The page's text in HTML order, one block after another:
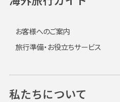
お客様へのご案内
旅行準備・お役立ちサービス
私たちについて